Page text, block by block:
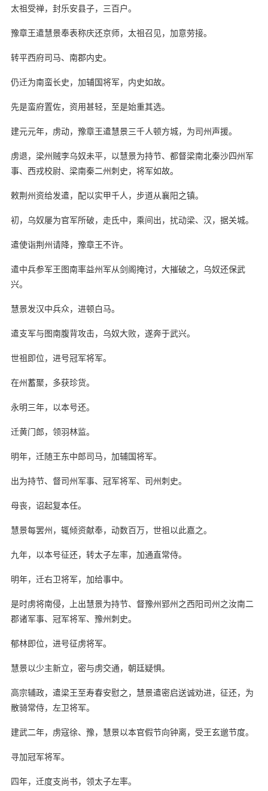
太祖受禅，封乐安县子，三百户。
豫章王遣慧景奉表称庆还京师，太祖召见，加意劳接。
转平西府司马、南郡内史。
仍迁为南蛮长史，加辅国将军，内史如故。
先是蛮府置佐，资用甚轻，至是始重其选。
建元元年，虏动，豫章王遣慧景三千人顿方城，为司州声援。
虏退，梁州贼李乌奴未平，以慧景为持节、都督梁南北秦沙四州军
事、西戎校尉、梁南秦二州刺史，将军如故。
敕荆州资给发遣，配以实甲千人，步道从襄阳之镇。
初，乌奴屡为官军所破，走氐中，乘间出，扰动梁、汉，据关城。
遣使诣荆州请降，豫章王不许。
遣中兵参军王图南率益州军从剑阁掩讨，大摧破之，乌奴还保武
兴。
慧景发汉中兵众，进顿白马。
遣支军与图南腹背攻击，乌奴大败，遂奔于武兴。
世祖即位，进号冠军将军。
在州蓄聚，多获珍货。
永明三年，以本号还。
迁黄门郎，领羽林监。
明年，迁随王东中郎司马，加辅国将军。
出为持节、督司州军事、冠军将军、司州刺史。
母丧，诏起复本任。
慧景每罢州，辄倾资献奉，动数百万，世祖以此嘉之。
九年，以本号征还，转太子左率，加通直常侍。
明年，迁右卫将军，加给事中。
是时虏将南侵，上出慧景为持节、督豫州郢州之西阳司州之汝南二
郡诸军事、冠军将军、豫州刺史。
郁林即位，进号征虏将军。
慧景以少主新立，密与虏交通，朝廷疑惧。
高宗辅政，遣梁王至寿春安慰之，慧景遣密启送诚劝进，征还，为
散骑常侍，左卫将军。
建武二年，虏寇徐、豫，慧景以本官假节向钟离，受王玄邈节度。
寻加冠军将军。
四年，迁度支尚书，领太子左率。